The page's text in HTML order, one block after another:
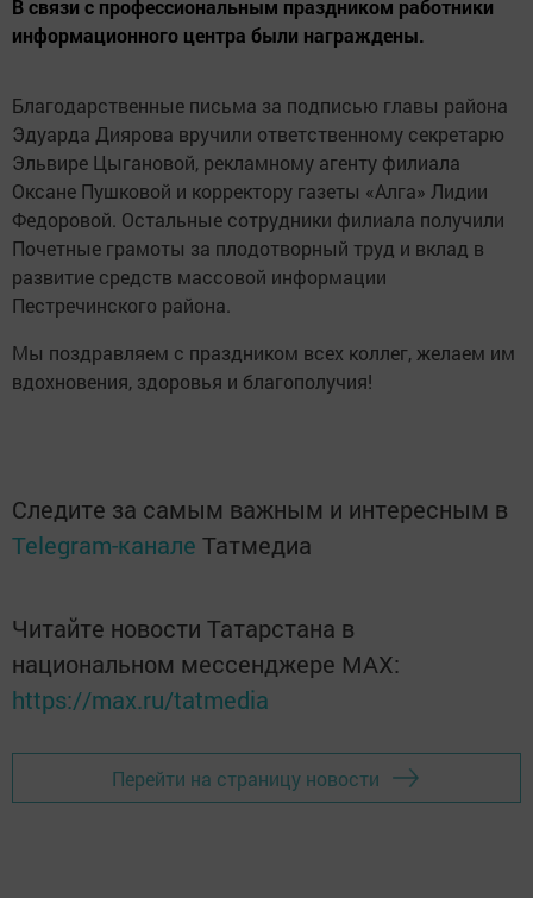
В связи с профессиональным праздником работники
информационного центра были награждены.
Благодарственные письма за подписью главы района
Эдуарда Диярова вручили ответственному секретарю
Эльвире Цыгановой, рекламному агенту филиала
Оксане Пушковой и корректору газеты «Алга» Лидии
Федоровой. Остальные сотрудники филиала получили
Почетные грамоты за плодотворный труд и вклад в
развитие средств массовой информации
Пестречинского района.
Мы поздравляем с праздником всех коллег, желаем им
вдохновения, здоровья и благополучия!
Следите за самым важным и интересным в
Telegram-канале Татмедиа
Читайте новости Татарстана в
национальном мессенджере MАХ:
https://max.ru/tatmedia
Перейти на страницу новости